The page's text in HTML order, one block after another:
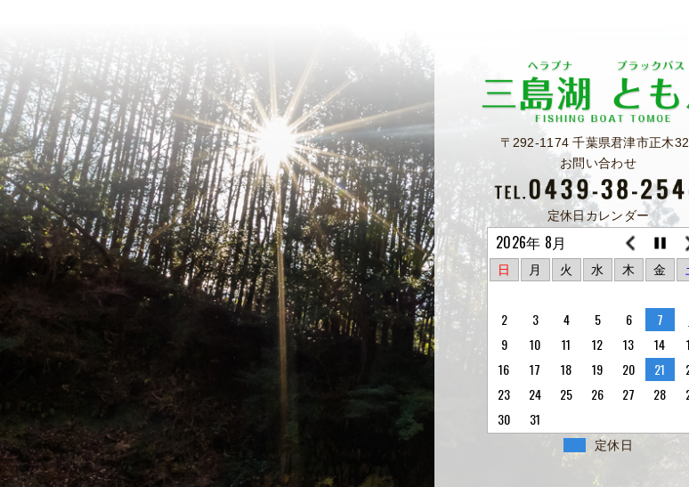
〒292-1174 千葉県君津市正木
お問い合わせ
定休日カレンダー
2026年 8月
日 月 火 水 木 金
2
3 4 5 6 7
9
10 11 12 13 14
16
17 18 19 20 21
23
24 25 26 27 28
30
31
定休日